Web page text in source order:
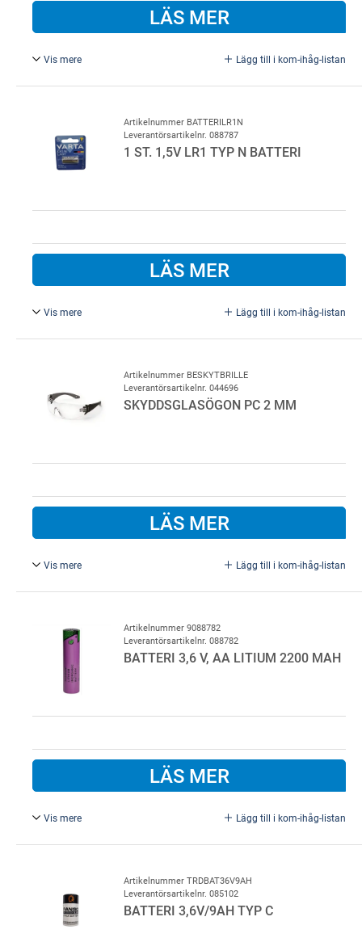
LÄS MER
Vis mere Lägg till i kom-ihåg-listan
Ninja Maxim handske. Säljes i 12 st. pk, Str. 9.
Artikelnummer BATTERILR1N
Leverantörsartikelnr. 088787
1 ST. 1,5V LR1 TYP N BATTERI
LÄS MER
Vis mere Lägg till i kom-ihåg-listan
Artikelnummer BESKYTBRILLE
Leverantörsartikelnr. 044696
SKYDDSGLASÖGON PC 2 MM
LÄS MER
Vis mere Lägg till i kom-ihåg-listan
glas. Skyddar mot mekaniska risker, stötar med en
hastighet på 45 m/s, samt ett UV 400 skydd.
Artikelnummer 9088782
Leverantörsartikelnr. 088782
BATTERI 3,6 V, AA LITIUM 2200 MAH
LÄS MER
Vis mere Lägg till i kom-ihåg-listan
Artikelnummer TRDBAT36V9AH
Leverantörsartikelnr. 085102
BATTERI 3,6V/9AH TYP C